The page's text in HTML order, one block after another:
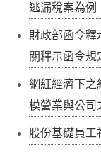
逃漏稅案為例
財政部函令釋
關釋示函令規
網紅經濟下
模營業與公司
股份基礎員工